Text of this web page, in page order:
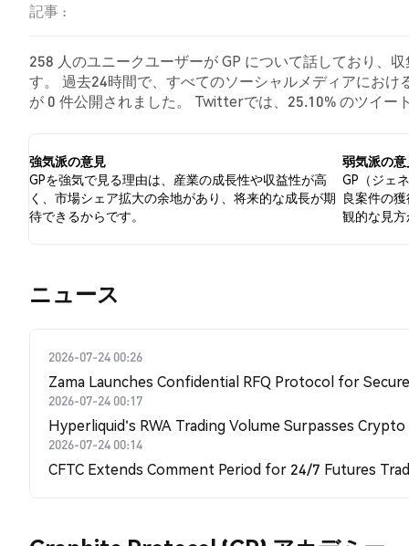
記事 :
258 人のユニークユーザーが GP について話しており、
す。 過去24時間で、すべてのソーシャルメディアにお
が 0 件公開されました。 Twitterでは、25.10% のツイー
強気派の意見
GPを強気で見る理由は、産業の成長性や収益性が高
く、市場シェア拡大の余地があり、将来的な成長が期
待できるからです。
弱気派の意
GP（ジェ
良案件の
観的な見方
​​ニュース​​
2026-07-24 00:26
Zama Launches Confidential RFQ Protocol for
2026-07-24 00:17
Hyperliquid's RWA Trading Volume Surpasses
2026-07-24 00:14
CFTC Extends Comment Period for 24/7 Futures